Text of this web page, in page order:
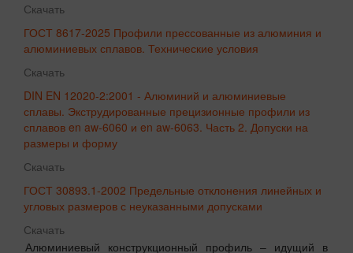
Скачать
ГОСТ 8617-2025 Профили прессованные из алюминия и
алюминиевых сплавов. Технические условия
Скачать
DIN EN 12020-2:2001 - Алюминий и алюминиевые
сплавы. Экструдированные прецизионные профили из
сплавов en aw-6060 и en aw-6063. Часть 2. Допуски на
размеры и форму
Скачать
ГОСТ 30893.1-2002 Предельные отклонения линейных и
угловых размеров с неуказанными допусками
Скачать
Алюминиевый конструкционный профиль – идущий в